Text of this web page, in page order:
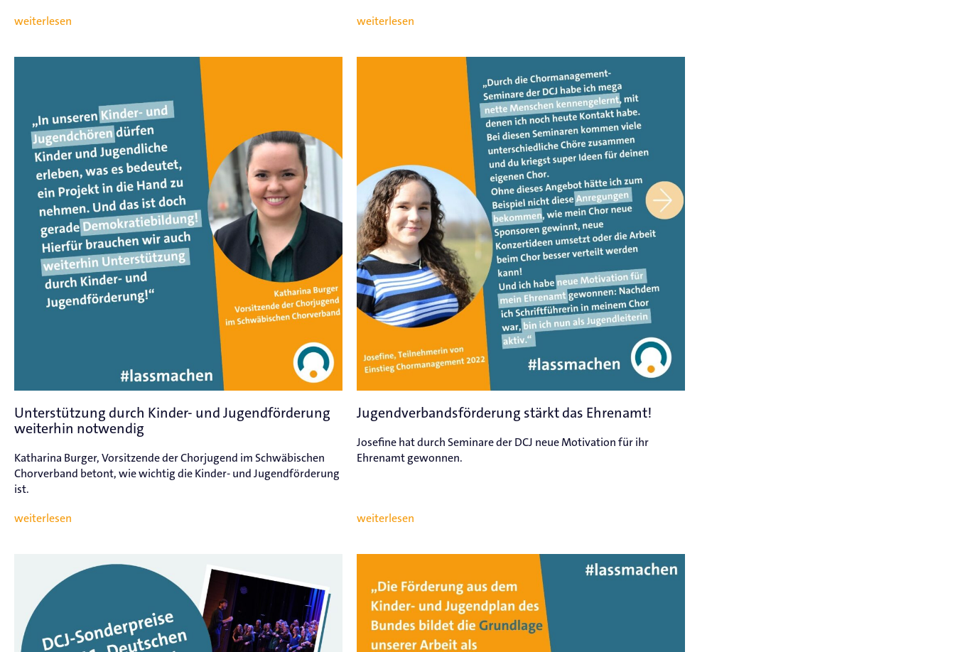
weiterlesen
weiterlesen
Unterstützung durch Kinder- und Jugendförderung
weiterhin notwendig
Katharina Burger, Vorsitzende der Chorjugend im Schwäbischen
Chorverband betont, wie wichtig die Kinder- und Jugendförderung
ist.
weiterlesen
Jugendverbandsförderung stärkt das Ehrenamt!
Josefine hat durch Seminare der DCJ neue Motivation für ihr
Ehrenamt gewonnen.
weiterlesen